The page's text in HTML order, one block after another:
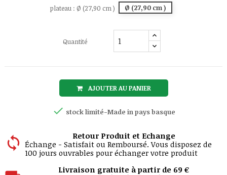
plateau : Ø (27,90 cm ) Ø (27,90 cm )
Quantité
AJOUTER AU PANIER
 stock limité-Made in pays basque
Retour Produit et Echange
Échange - Satisfait ou Remboursé. Vous disposez de
100 jours ouvrables pour échanger votre produit
Livraison gratuite à partir de 69 €